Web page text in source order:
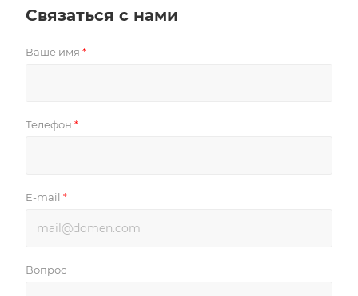
Связаться с нами
Ваше имя *
Телефон *
E-mail *
Вопрос